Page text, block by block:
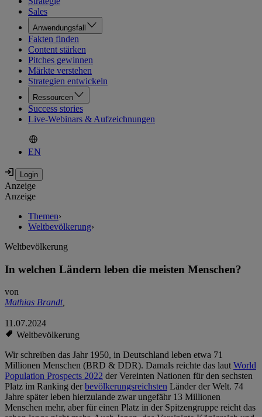
Sales
Anwendungsfall
Fakten finden
Content stärken
Pitches gewinnen
Märkte verstehen
Strategien entwickeln
Ressourcen
Success stories
Live-Webinars & Aufzeichnungen
EN
Anzeige
Anzeige
Themen›
Weltbevölkerung›
Weltbevölkerung
In welchen Ländern leben die meisten Menschen?
von
Mathias Brandt,
11.07.2024
Weltbevölkerung
Wir schreiben das Jahr 1950, in Deutschland leben etwa 71
Millionen Menschen (BRD & DDR). Damals reichte das lautWorld
Population Prospects 2022 der Vereinten Nationen für den sechsten
Platz im Ranking derbevölkerungsreichsten Länder der Welt. 74
Jahre später leben hierzulande zwar ungefähr 13 Millionen
Menschen mehr, aber für einen Platz in der Spitzengruppe reicht das